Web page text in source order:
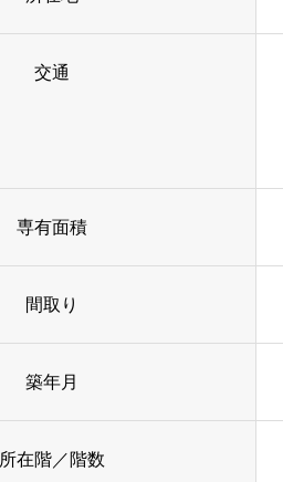
品展 – 台北特別展售會
交通
専有面積
間取り
築年月
所在階／階数